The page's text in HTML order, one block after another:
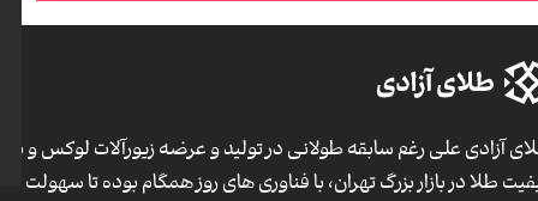
آزادی علی رغم سابقه طولانی در تولید و عرضه زیورآلات لوکس و با
طلا در بازار بزرگ تهران، با فناوری های روز همگام بوده تا سهولت